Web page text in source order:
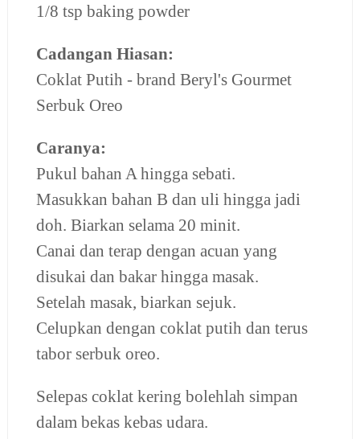
1/8 tsp baking powder
Cadangan Hiasan:
Coklat Putih - brand Beryl's Gourmet
Serbuk Oreo
Caranya:
Pukul bahan A hingga sebati.
Masukkan bahan B dan uli hingga jadi
doh. Biarkan selama 20 minit.
Canai dan terap dengan acuan yang
disukai dan bakar hingga masak.
Setelah masak, biarkan sejuk.
Celupkan dengan coklat putih dan terus
tabor serbuk oreo.
Selepas coklat kering bolehlah simpan
dalam bekas kebas udara.